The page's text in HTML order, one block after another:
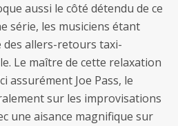
aussi le côté détendu de ce
série, les musiciens étant
allers-retours taxi-
Le maître de cette relaxation
assurément Joe Pass, le
sur les improvisations
une aisance magnifique sur